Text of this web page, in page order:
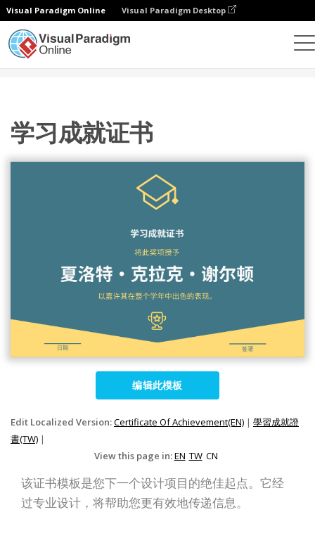
Visual Paradigm Online Visual Paradigm Desktop
学习成就证书
编辑此模板
Edit Localized Version:Certificate Of Achievement(EN) | 學習成就證
書(TW) |
View this page in:EN TW CN
该证书模板是您下一个设计项目的绝佳起点。它经
过专业设计，将帮助您更有效地传递信息。